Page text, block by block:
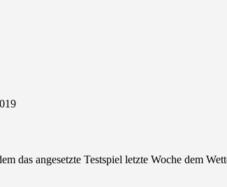
das angesetzte Testspiel letzte Woche dem